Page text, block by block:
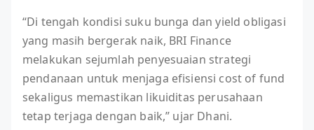
“Di tengah kondisi suku bunga dan yield obligasi
yang masih bergerak naik, BRI Finance
melakukan sejumlah penyesuaian strategi
pendanaan untuk menjaga efisiensi cost of fund
sekaligus memastikan likuiditas perusahaan
tetap terjaga dengan baik,” ujar Dhani.